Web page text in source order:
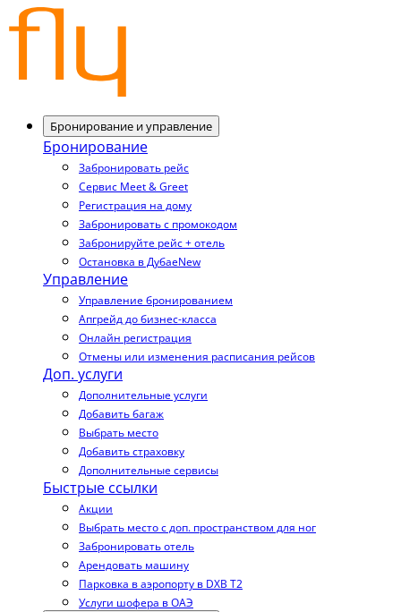
Бронирование и управление
Бронирование
Забронировать рейс
Сервис Meet & Greet
Регистрация на дому
Забронировать с промокодом
Забронируйте рейс + отель
Остановка в ДубаеNew
Управление
Управление бронированием
Апгрейд до бизнес-класса
Онлайн регистрация
Отмены или изменения расписания рейсов
Доп. услуги
Дополнительные услуги
Добавить багаж
Выбрать место
Добавить страховку
Дополнительные сервисы
Быстрые ссылки
Акции
Выбрать место с доп. пространством для ног
Забронировать отель
Арендовать машину
Парковка в аэропорту в DXB T2
Услуги шофера в ОАЭ